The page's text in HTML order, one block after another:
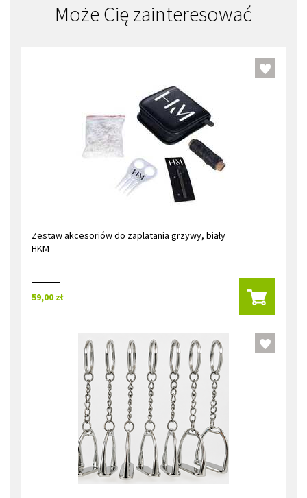
Może Cię zainteresować
Zestaw akcesoriów do zaplatania grzywy, biały
HKM
59,00 zł